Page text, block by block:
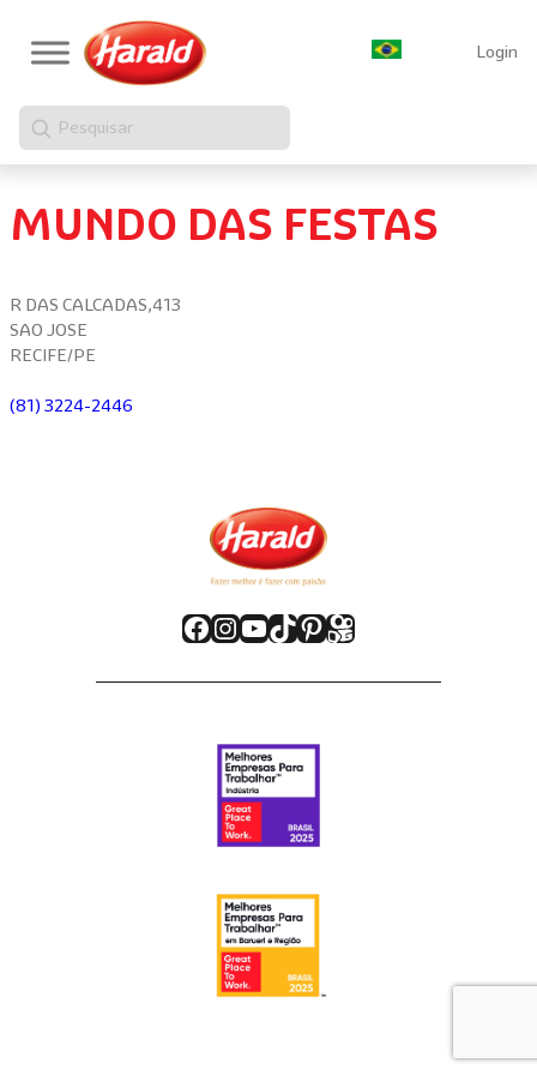
Login
Pesquisar
MUNDO DAS FESTAS
R DAS CALCADAS,413
SAO JOSE
RECIFE/PE
(81) 3224-2446
Facebook
Instagram
Youtube
TikTok
Pinterest
Kwai